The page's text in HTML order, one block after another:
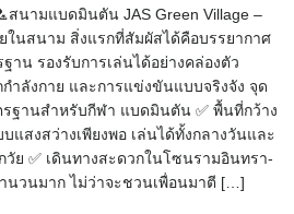
สนามแบดมินตัน JAS Green Village –
ในสนาม สิ่งแรกที่สัมผัสได้คือบรรยากาศ
น รองรับการเล่นได้อย่างคล่องตัว
ำลังกาย และการแข่งขันแบบจริงจัง จุด
ฐานสำหรับกีฬา แบดมินตัน ✅ พื้นที่กว้าง
แสงสว่างเพียงพอ เล่นได้ทั้งกลางวันและ
วัย ✅ เดินทางสะดวกในโซนรามอินทรา-
นวนมาก ไม่ว่าจะชวนเพื่อนมาตี […]